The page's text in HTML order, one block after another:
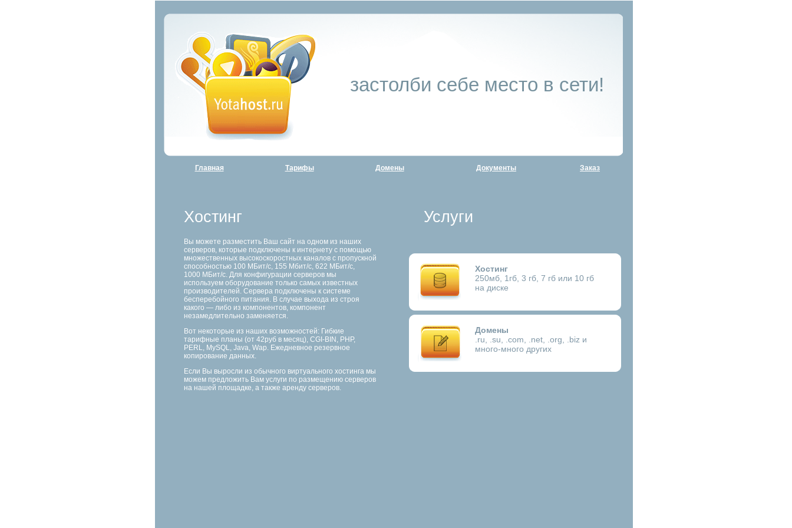
застолби себе место в сети!
Главная Тарифы Домены Документы Заказ
Хостинг Услуги
Вы можете разместить Ваш сайт на одном из наших
серверов, которые подключены к интернету с помощью
множественных высокоскоростных каналов с пропускной
способностью 100 МБит/с, 155 Мбит/с, 622 МБит/с,
1000 МБит/с. Для конфигурации серверов мы
используем оборудование только самых известных
производителей. Сервера подключены к системе
бесперебойного питания. В случае выхода из строя
какого — либо из компонентов, компонент
незамедлительно заменяется.
Вот некоторые из наших возможностей: Гибкие
тарифные планы (от 42руб в месяц), CGI-BIN, PHP,
PERL, MySQL, Java, Wap. Ежедневное резервное
копирование данных.
Если Вы выросли из обычного виртуального хостинга мы
можем предложить Вам услуги по размещению серверов
на нашей площадке, а также аренду серверов.
Хостинг
250мб, 1гб, 3 гб, 7 гб или 10 гб
на диске
Домены
.ru, .su, .com, .net, .org, .biz и
много-много других